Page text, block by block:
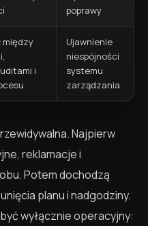
poprawy
między
i
Ujawnienie
niespójności
systemu
zarządzania
Najpierw
reklamacje i
Potem dochodzą
planu i nadgodziny.
wyłącznie operacyjny: